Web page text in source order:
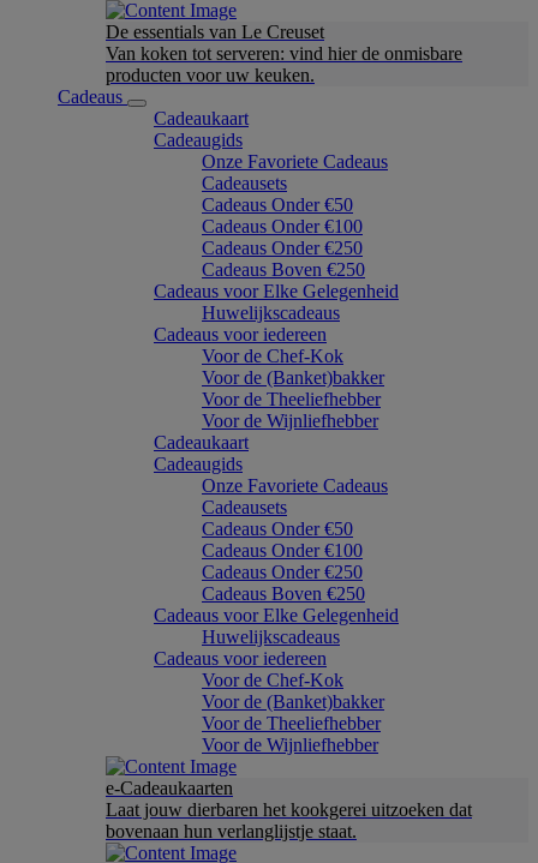
De essentials van Le Creuset
Van koken tot serveren: vind hier de onmisbare
producten voor uw keuken.
Cadeaus
Cadeaukaart
Cadeaugids
Onze Favoriete Cadeaus
Cadeausets
Cadeaus Onder €50
Cadeaus Onder €100
Cadeaus Onder €250
Cadeaus Boven €250
Cadeaus voor Elke Gelegenheid
Huwelijkscadeaus
Cadeaus voor iedereen
Voor de Chef-Kok
Voor de (Banket)bakker
Voor de Theeliefhebber
Voor de Wijnliefhebber
Cadeaukaart
Cadeaugids
Onze Favoriete Cadeaus
Cadeausets
Cadeaus Onder €50
Cadeaus Onder €100
Cadeaus Onder €250
Cadeaus Boven €250
Cadeaus voor Elke Gelegenheid
Huwelijkscadeaus
Cadeaus voor iedereen
Voor de Chef-Kok
Voor de (Banket)bakker
Voor de Theeliefhebber
Voor de Wijnliefhebber
e-Cadeaukaarten
Laat jouw dierbaren het kookgerei uitzoeken dat
bovenaan hun verlanglijstje staat.